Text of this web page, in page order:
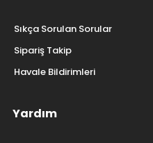
Sıkça Sorulan Sorular
Sipariş Takip
Havale Bildirimleri
Yardım